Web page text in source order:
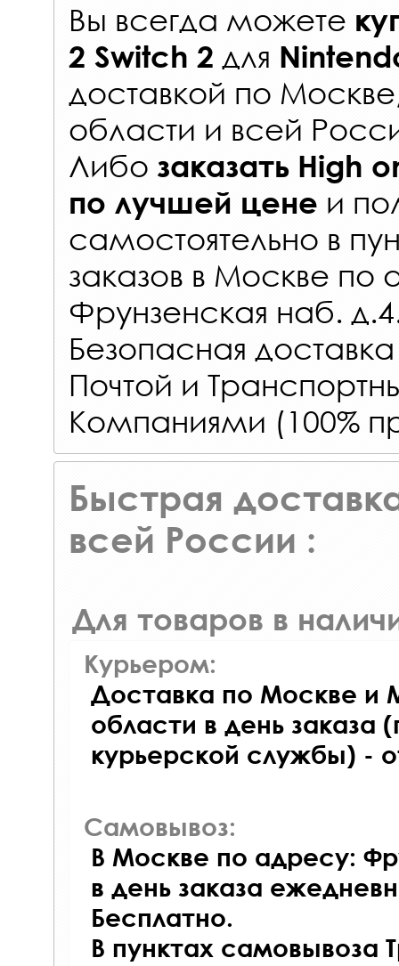
Вы всегда можете
2 Switch 2 для
доставкой по
области и всей
Либо заказать High
по лучшей цене и
самостоятельно в
заказов в Москве по
Фрунзенская наб.
Безопасная
Почтой и
Компаниями (100%
Быстрая
всей России :
Для товаров в
Курьером:
Доставка по Москве и
области в день заказа
курьерской службы) -
Самовывоз:
В Москве по адресу:
в день заказа
Бесплатно.
В пунктах самовывоза